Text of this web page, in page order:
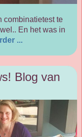
combinatietest te
En het was in
...
Blog van